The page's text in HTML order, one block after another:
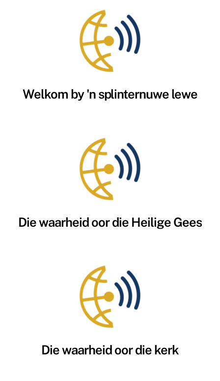
Welkom by 'n splinternuwe lewe
Die waarheid oor die Heilige Gees
Die waarheid oor die kerk